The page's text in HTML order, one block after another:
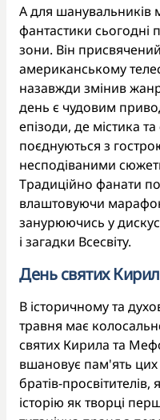
А для шанувальників
фантастики сьогодні
зони. Він
американському
назавжди змінив
день є чудовим
епізоди, де містика
поєднуються з
несподіваними
Традиційно фанати
влаштовуючи
занурюючись у
і загадки Всесвіту.
День святих
В історичному та
травня має
святих Кирила та
вшановує пам'ять
братів-
історію як творці